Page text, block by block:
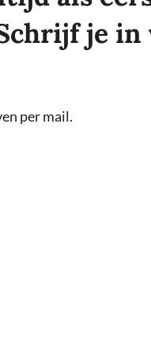
je in
per mail.